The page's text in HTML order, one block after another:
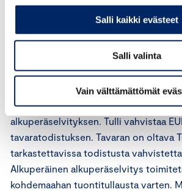
Salli kaikki evästeet
Salli valinta
Vain välttämättömät
tullietuuskohtelun viennin
Alkuperäselvitys voi olla esimerkiksi
tavaratodistus tai kaupalliseen
alkuperäilmoitus. Kun yritys on
varmistanut vientiä ja vientilähetystä
yksityiskohtaiset tiedot, yritys voi
alkuperäselvityksen. Tulli vahvistaa
tavaratodistuksen. Tavaran on oltava
tarkastettavissa todistusta
Alkuperäinen alkuperäselvitys
kohdemaahan tuontitullausta varten.